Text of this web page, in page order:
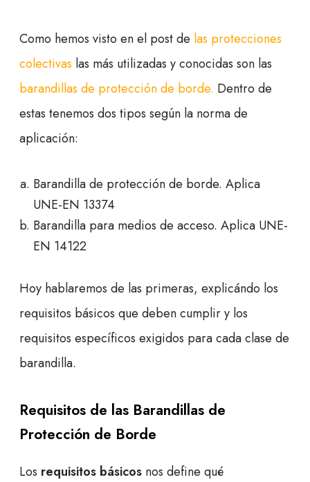
Como hemos visto en el post de las protecciones
colectivas las más utilizadas y conocidas son las
barandillas de protección de borde. Dentro de
estas tenemos dos tipos según la norma de
aplicación:
Barandilla de protección de borde. Aplica
UNE-EN 13374
Barandilla para medios de acceso. Aplica UNE-
EN 14122
Hoy hablaremos de las primeras, explicándo los
requisitos básicos que deben cumplir y los
requisitos específicos exigidos para cada clase de
barandilla.
Requisitos de las Barandillas de
Protección de Borde
Los requisitos básicos nos define qué